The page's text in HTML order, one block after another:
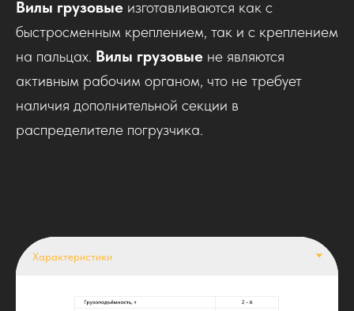
Вилы грузовые изготавливаются как с
быстросменным креплением, так и с креплением
на пальцах. Вилы грузовые не являются
активным рабочим органом, что не требует
наличия дополнительной секции в
распределителе погрузчика.